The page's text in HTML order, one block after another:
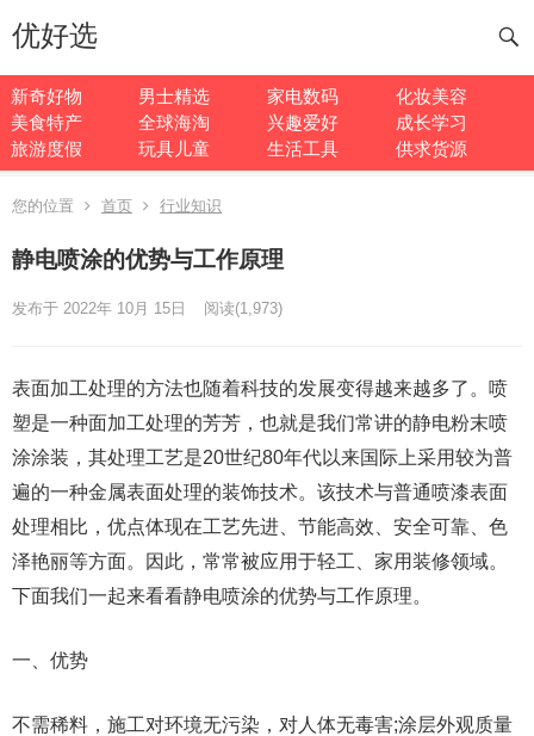
优好选
新奇好物 男士精选 家电数码
化妆美容
美食特产
全球海淘 兴趣爱好
成长学习
旅游度假
玩具儿童 生活工具 供求货源
您的位置 首页 行业知识
静电喷涂的优势与工作原理
发布于 2022年 10月 15日 阅读(1,973)
表面加工处理的方法也随着科技的发展变得越来越多了。喷
塑是一种面加工处理的芳芳，也就是我们常讲的静电粉末喷
涂涂装，其处理工艺是20世纪80年代以来国际上采用较为普
遍的一种金属表面处理的装饰技术。该技术与普通喷漆表面
处理相比，优点体现在工艺先进、节能高效、安全可靠、色
泽艳丽等方面。因此，常常被应用于轻工、家用装修领域。
下面我们一起来看看静电喷涂的优势与工作原理。
一、优势
不需稀料，施工对环境无污染，对人体无毒害;涂层外观质量